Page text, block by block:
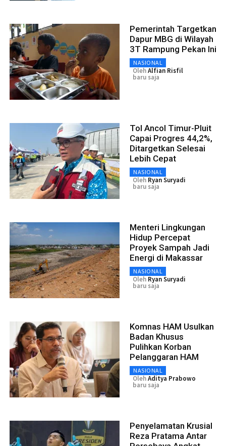
Pemerintah Targetkan
Dapur MBG di Wilayah
3T Rampung Pekan Ini
NASIONAL
OlehAlfian Risfil
baru saja
Tol Ancol Timur-Pluit
Capai Progres 44,2%,
Ditargetkan Selesai
Lebih Cepat
NASIONAL
Oleh Ryan Suryadi
baru saja
Menteri Lingkungan
Hidup Percepat
Proyek Sampah Jadi
Energi di Makassar
NASIONAL
Oleh Ryan Suryadi
baru saja
Komnas HAM Usulkan
Badan Khusus
Pulihkan Korban
Pelanggaran HAM
NASIONAL
OlehAditya Prabowo
baru saja
Penyelamatan Krusial
Reza Pratama Antar